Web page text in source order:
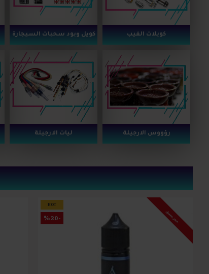
كويلات الفيب كويل وبود سحبات السيجارة
رؤووس الارجيلة ليات الارجيلة
HOT
-20 % حجز مسبق